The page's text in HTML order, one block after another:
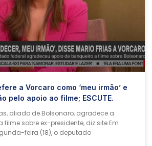
a Vorcaro como ‘meu irmão’ e
pelo apoio ao filme; ESCUTE.
aliado de Bolsonaro, agradece a
filme sobre ex-presidente, diz site Em
feira (18), o deputado